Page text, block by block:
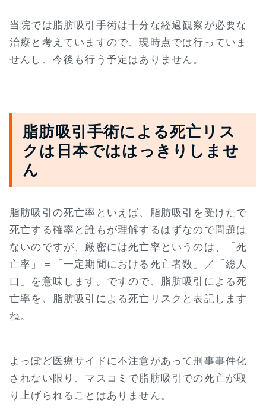
当院では脂肪吸引手術は十分な経過観察が必要な
治療と考えていますので、現時点では行っていま
せんし、今後も行う予定はありません。
脂肪吸引手術による死亡リス
クは日本でははっきりしませ
ん
脂肪吸引の死亡率といえば、脂肪吸引を受けたで
死亡する確率と誰もが理解するはずなので問題は
ないのですが、厳密には死亡率というのは、「死
亡率」＝「一定期間における死亡者数」／「総人
口」を意味します。ですので、脂肪吸引による死
亡率を、脂肪吸引による死亡リスクと表記します
ね。
よっぽど医療サイドに不注意があって刑事事件化
されない限り、マスコミで脂肪吸引での死亡が取
り上げられることはありません。